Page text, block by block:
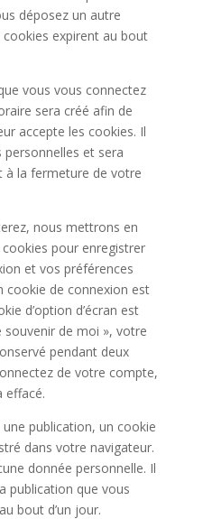
déposez un autre
expirent au bout
vous vous connectez
sera créé afin de
accepte les cookies. Il
et sera
à la fermeture de votre
nous mettrons en
pour enregistrer
et vos préférences
cookie de connexion est
d’option d’écran est
souvenir de moi », votre
pendant deux
de votre compte,
effacé.
publication, un cookie
dans votre navigateur.
donnée personnelle. Il
publication que vous
bout d’un jour.